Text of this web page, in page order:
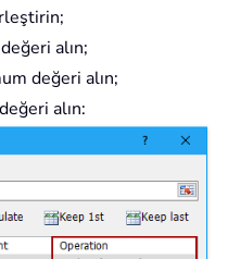
alın;
değeri alın;
alın: